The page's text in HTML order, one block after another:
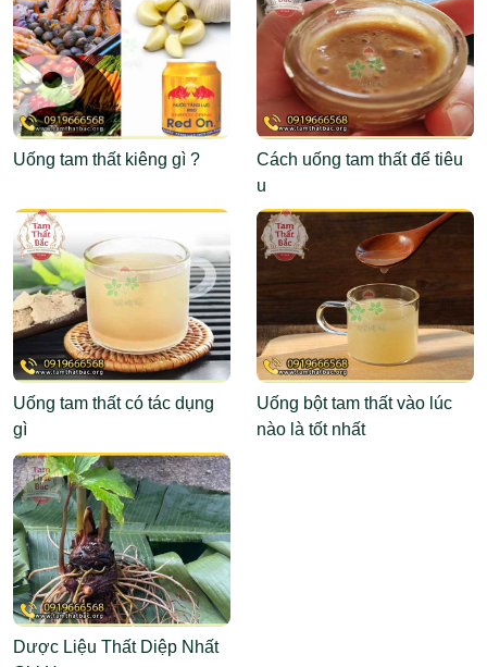
Uống tam thất kiêng gì ?
Cách uống tam thất để tiêu
u
Uống tam thất có tác dụng
gì
Uống bột tam thất vào lúc
nào là tốt nhất
Dược Liệu Thất Diệp Nhất